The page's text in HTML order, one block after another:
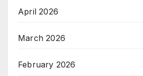
April 2026
March 2026
February 2026